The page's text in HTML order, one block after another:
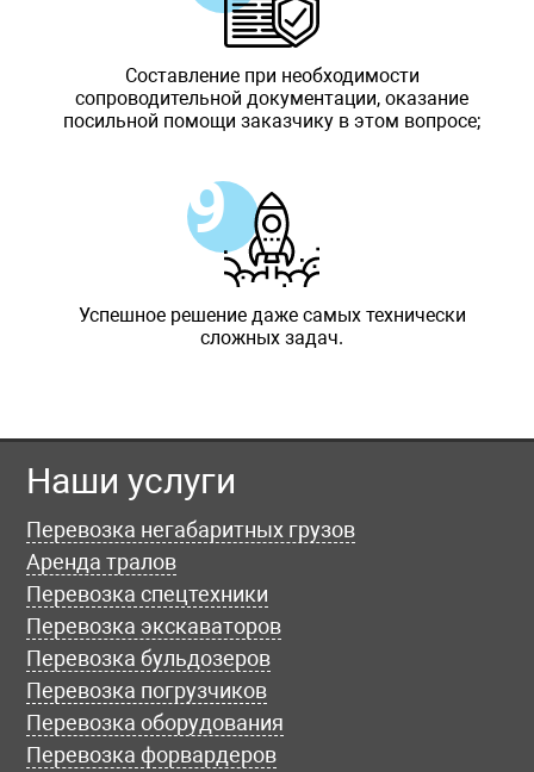
Составление при необходимости
сопроводительной документации, оказание
посильной помощи заказчику в этом вопросе;
Успешное решение даже самых технически
сложных задач.
Наши услуги
Перевозка негабаритных грузов
Аренда тралов
Перевозка спецтехники
Перевозка экскаваторов
Перевозка бульдозеров
Перевозка погрузчиков
Перевозка оборудования
Перевозка форвардеров